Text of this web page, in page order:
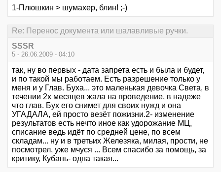
1-Плюшкин > шумахер, блин! ;-)
Re: Перенос документа или шалавливые ручки.
SSSR
5 - 26.06.2009 - 04:10
так, ну во первых - дата запрета есть и была и будет,
и по такой мы работаем. Есть разрешение только у
меня и у Глав. Буха... это маленькая девочка Света, в
течении 2х месяцев жала на проведение, в надеже
что глав. Бух его снимет для своих нужд и она
УГАДАЛА, ей просто везёт пожизни.2- изменение
результатов есть нечто иное как удорожание МЦ,
списание ведь идёт по средней цене, по всем
складам... ну и в третьих Железяка, милая, прости, не
посмотрел, уже мчуся ... Всем спасибо за помощь, за
критику, Кубань- одна такая...